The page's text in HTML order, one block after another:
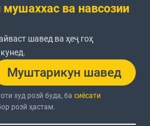
ва навсозии
шавед ва ҳеҷ гоҳ
Муштарикун шавед
худ розӣ буда, басиёсати
розӣ ҳастам.